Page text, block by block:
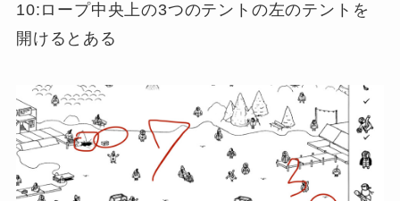
10:ロープ中央上の3つのテントの左のテントを
開けるとある